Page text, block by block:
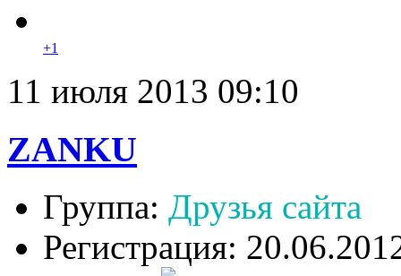
+1
11 июля 2013 09:10
ZANKU
Группа: Друзья сайта
Регистрация: